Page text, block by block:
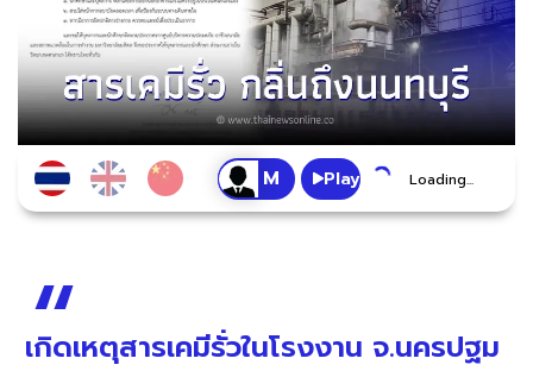
Play Loading...
เกิดเหตุสารเคมีรั่วในโรงงาน จ.นครปฐม